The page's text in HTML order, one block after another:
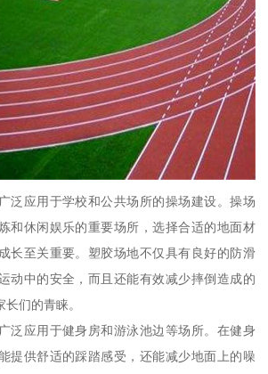
泛应用于学校和公共场所的操场建设。操场
和休闲娱乐的重要场所，选择合适的地面材
长至关重要。塑胶场地不仅具有良好的防滑
动中的安全，而且还能有效减少摔倒造成的
们的青睐。
泛应用于健身房和游泳池边等场所。在健身
提供舒适的踩踏感受，还能减少地面上的噪